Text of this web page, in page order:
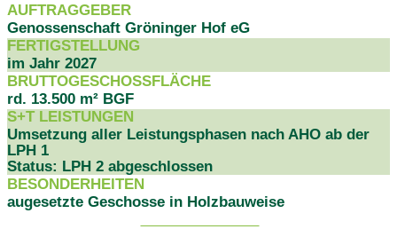
AUFTRAGGEBER
Genossenschaft Gröninger Hof eG
FERTIGSTELLUNG
im Jahr 2027
BRUTTOGESCHOSSFLÄCHE
rd. 13.500 m² BGF
S+T LEISTUNGEN
Umsetzung aller Leistungsphasen nach AHO ab der
LPH 1
Status: LPH 2 abgeschlossen
BESONDERHEITEN
augesetzte Geschosse in Holzbauweise